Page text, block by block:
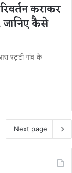
कराकर
कैसे
पट्टी गांव के
Next page